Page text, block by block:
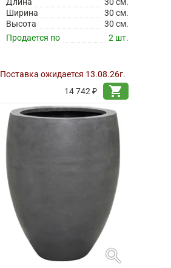
Длина
30 см.
Ширина
30 см.
Высота
30 см.
Продается по
2 шт.
Поставка ожидается 13.08.26г.
14 742 ₽
shopping_cart
search